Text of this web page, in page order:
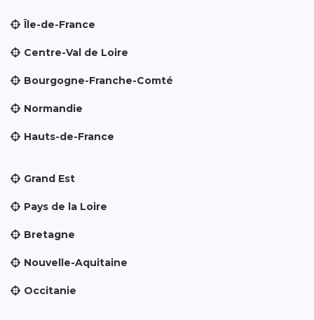
Île-de-France
Centre-Val de Loire
Bourgogne-Franche-Comté
Normandie
Hauts-de-France
Grand Est
Pays de la Loire
Bretagne
Nouvelle-Aquitaine
Occitanie